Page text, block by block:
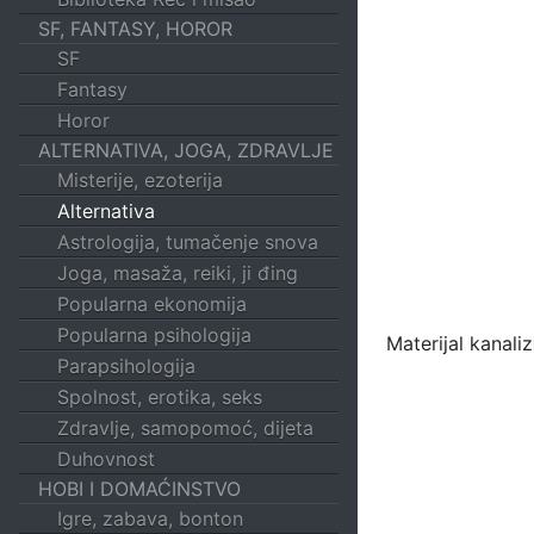
SF, FANTASY, HOROR
SF
Fantasy
Horor
ALTERNATIVA, JOGA, ZDRAVLJE
Misterije, ezoterija
Alternativa
Astrologija, tumačenje snova
Joga, masaža, reiki, ji đing
Popularna ekonomija
Popularna psihologija
Parapsihologija
Spolnost, erotika, seks
Zdravlje, samopomoć, dijeta
Duhovnost
HOBI I DOMAĆINSTVO
Igre, zabava, bonton
Materijal